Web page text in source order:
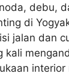
debu,
di
jalan dan
kali